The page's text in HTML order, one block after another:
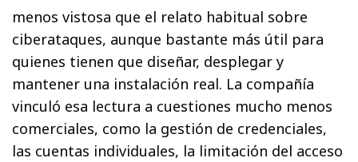
menos vistosa que el relato habitual sobre
ciberataques, aunque bastante más útil para
quienes tienen que diseñar, desplegar y
mantener una instalación real. La compañía
vinculó esa lectura a cuestiones mucho menos
comerciales, como la gestión de credenciales,
las cuentas individuales, la limitación del acceso